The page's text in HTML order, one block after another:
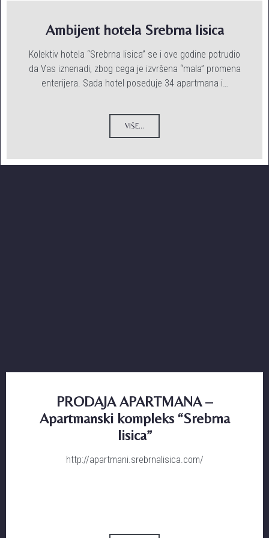
Ambijent hotela Srebrna lisica
Kolektiv hotela “Srebrna lisica” se i ove godine potrudio
da Vas iznenadi, zbog cega je izvršena “mala” promena
enterijera. Sada hotel poseduje 34 apartmana i…
VIŠE...
PRODAJA APARTMANA –
Apartmanski kompleks “Srebrna
lisica”
http://apartmani.srebrnalisica.com/